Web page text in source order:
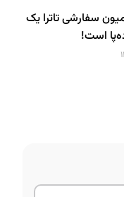
سفارشی تاترا یک
است!